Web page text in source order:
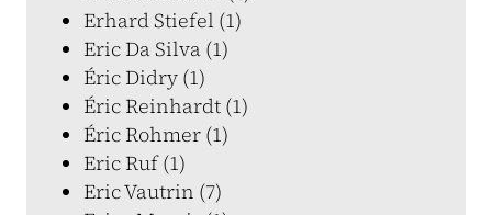
Erhard Stiefel (1)
Eric Da Silva (1)
Éric Didry (1)
Éric Reinhardt (1)
Éric Rohmer (1)
Eric Ruf (1)
Eric Vautrin (7)